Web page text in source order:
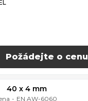
Požádejte o cenu
40 x 4 mm
- EN AW-6060